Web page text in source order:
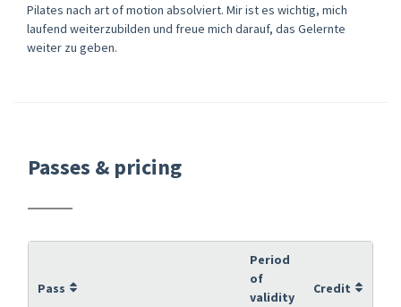
Pilates nach art of motion absolviert. Mir ist es wichtig, mich
laufend weiterzubilden und freue mich darauf, das Gelernte
weiter zu geben.
Passes & pricing
Pass
Period
of
validity
Credit